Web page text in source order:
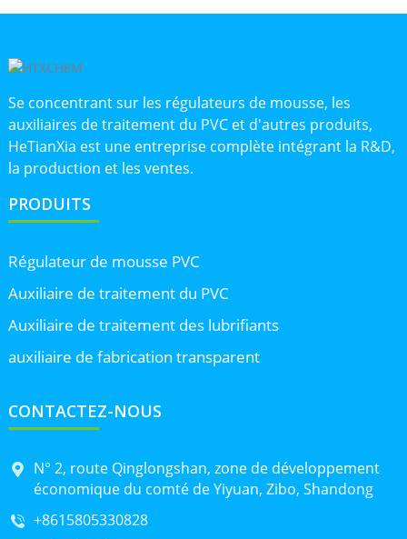
Se concentrant sur les régulateurs de mousse, les
auxiliaires de traitement du PVC et d'autres produits,
HeTianXia est une entreprise complète intégrant la R&D,
la production et les ventes.
PRODUITS
Régulateur de mousse PVC
Auxiliaire de traitement du PVC
Auxiliaire de traitement des lubrifiants
auxiliaire de fabrication transparent
CONTACTEZ-NOUS
N° 2, route Qinglongshan, zone de développement
économique du comté de Yiyuan, Zibo, Shandong
+8615805330828